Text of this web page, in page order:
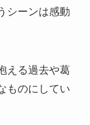
シーンは感動
える過去や葛
ものにしてい